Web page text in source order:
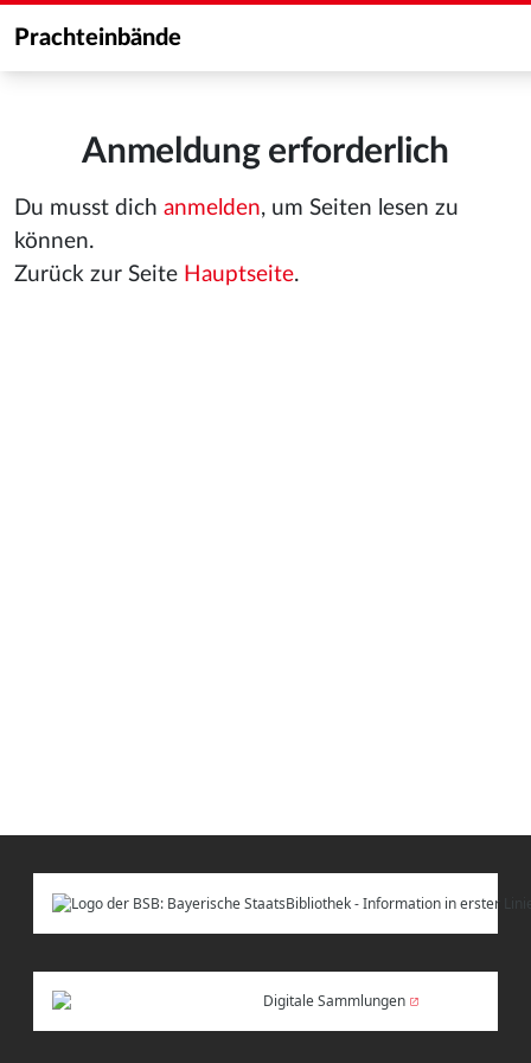
Prachteinbände
Anmeldung erforderlich
Du musst dich anmelden, um Seiten lesen zu
können.
Zurück zur Seite Hauptseite.
Digitale Sammlungen